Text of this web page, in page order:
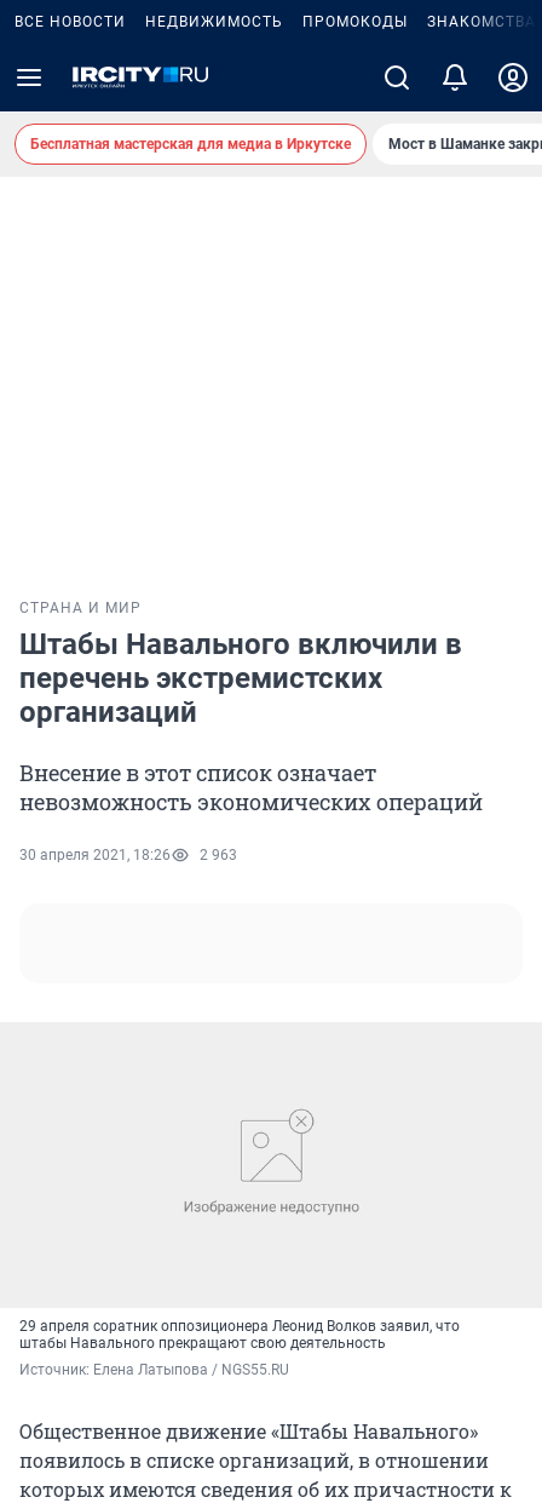
ВСЕ НОВОСТИ НЕДВИЖИМОСТЬ ПРОМОКОДЫ ЗНАКОМСТВА
Бесплатная мастерская для медиа в Иркутске Мост в Шаманке
СТРАНА И МИР
Штабы Навального включили в
перечень экстремистских
организаций
Внесение в этот список означает
невозможность экономических операций
30 апреля 2021, 18:26 2 963
29 апреля соратник оппозиционера Леонид Волков заявил, что
штабы Навального прекращают свою деятельность
Источник: Елена Латыпова / NGS55.RU
Общественное движение «Штабы Навального»
появилось в списке организаций, в отношении
которых имеются сведения об их причастности к